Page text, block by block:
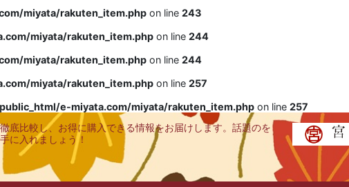
miyata/rakuten_item.php on line 243
miyata/rakuten_item.php on line 244
miyata/rakuten_item.php on line 244
miyata/rakuten_item.php on line 257
e-miyata.com/miyata/rakuten_item.php on line 257
底比較し、お得に購入できる情報をお届けします。話題のを
に入れましょう！